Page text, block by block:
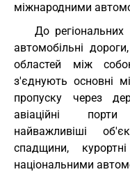
міжнародними
До регіональних
автомобільні
областей між
з'єднують основні
пропуску через
авіаційні
найважливіші
спадщини,
національними